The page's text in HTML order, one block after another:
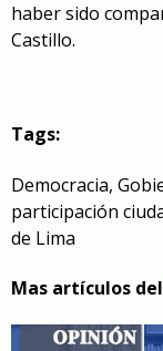
haber sido
Castillo.
Tags:
Democracia,
participación
de Lima
Mas artículos